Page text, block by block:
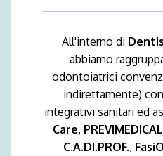
All'interno di
abbiamo
odontoiatrici
indirettamente)
integrativi sanitari ed
Care, PREVIMEDICAL
C.A.DI.PROF.,